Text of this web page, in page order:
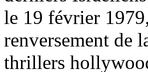
le 19 février
renversement de
thrillers